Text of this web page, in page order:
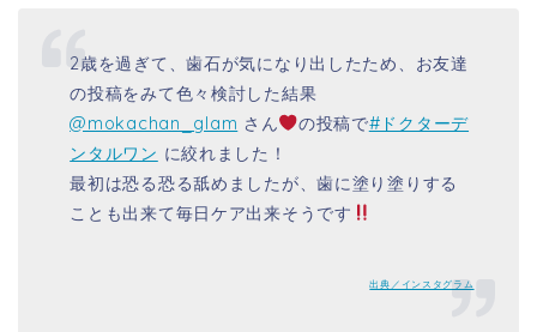
2歳を過ぎて、歯石が気になり出したため、お友達
の投稿をみて色々検討した結果
@mokachan_glam さん の投稿で#ドクターデ
ンタルワン に絞れました！
最初は恐る恐る舐めましたが、歯に塗り塗りする
ことも出来て毎日ケア出来そうです
出典／インスタグラム